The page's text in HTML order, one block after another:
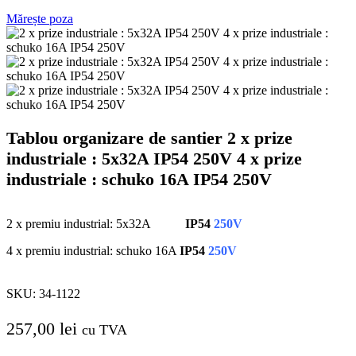
Mărește poza
Tablou organizare de santier 2 x prize
industriale : 5x32A IP54 250V 4 x prize
industriale : schuko 16A IP54 250V
2 x premiu industrial: 5x32A IP54 250V
4 x premiu industrial: schuko 16AIP54 250V
SKU: 34-1122
257,00 lei cu TVA